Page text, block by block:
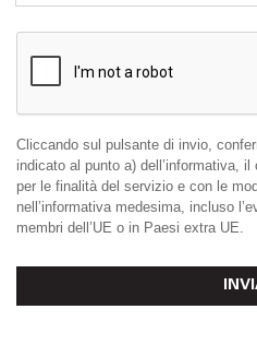
Cliccando sul pulsante di invio,
indicato al punto a) dell’informativa,
per le finalità del servizio e con le
nell’informativa medesima, incluso
membri dell’UE o in Paesi extra UE.